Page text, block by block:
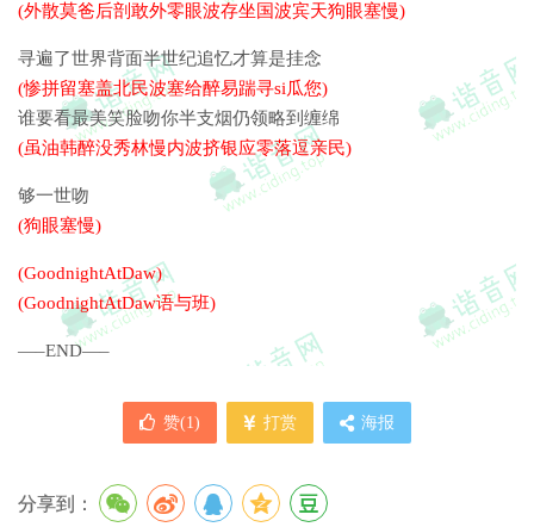
(外散莫爸后剖敢外零眼波存坐国波宾天狗眼塞慢)
寻遍了世界背面半世纪追忆才算是挂念
(惨拼留塞盖北民波塞给醉易踹寻si瓜您)
谁要看最美笑脸吻你半支烟仍领略到缠绵
(虽油韩醉没秀林慢内波挤银应零落逗亲民)
够一世吻
(狗眼塞慢)
(GoodnightAtDaw)
(GoodnightAtDaw语与班)
—–END—–
赞(1) 打赏 海报
分享到：